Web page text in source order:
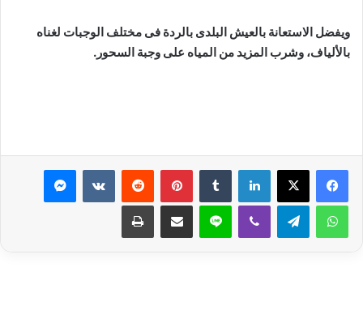
ويفضل الاستعانة بالعيش البلدى بالردة فى مختلف الوجبات لغناه
بالألياف، وشرب المزيد من المياه على وجبة السحور.
لينكدإن بينتيريست ماسنجر
واتساب تيلقرام ڤايبر لاين مشاركة عبر البريد طباعة